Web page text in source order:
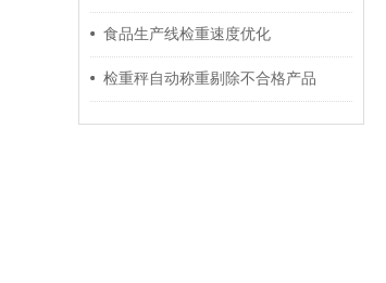
食品生产线检重速度优化
检重秤自动称重剔除不合格产品